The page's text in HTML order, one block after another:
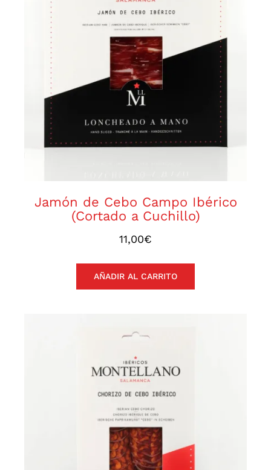
Jamón de Cebo Campo
Ibérico (Cortado a Cuchillo)
Jamón de Cebo Campo Ibérico
(Cortado a Cuchillo)
11,00€
AÑADIR AL CARRITO
Chorizo Ibérico (Cortado a
Máquina)